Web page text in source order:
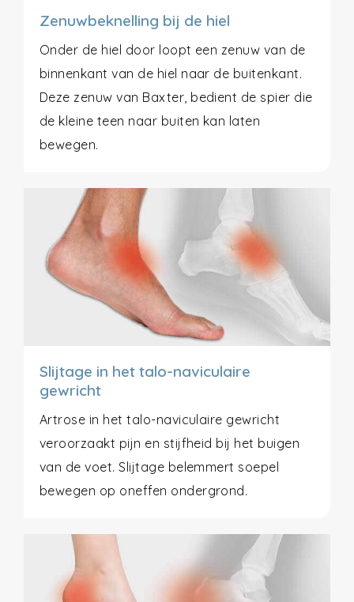
Zenuwbeknelling bij de hiel
Onder de hiel door loopt een zenuw van de
binnenkant van de hiel naar de buitenkant.
Deze zenuw van Baxter, bedient de spier die
de kleine teen naar buiten kan laten
bewegen.
Slijtage in het talo-naviculaire
gewricht
Artrose in het talo-naviculaire gewricht
veroorzaakt pijn en stijfheid bij het buigen
van de voet. Slijtage belemmert soepel
bewegen op oneffen ondergrond.